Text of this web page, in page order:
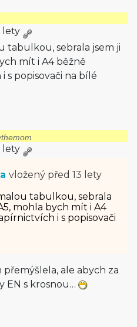
lety
tabulkou, sebrala jsem ji
mít i A4 běžně
s popisovači na bílé
lety
vložený před 13 lety
tabulkou, sebrala
mohla bych mít i A4
i s popisovači
ale abych za
EN s krosnou…